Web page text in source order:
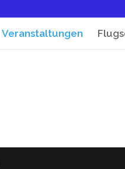
Veranstaltungen